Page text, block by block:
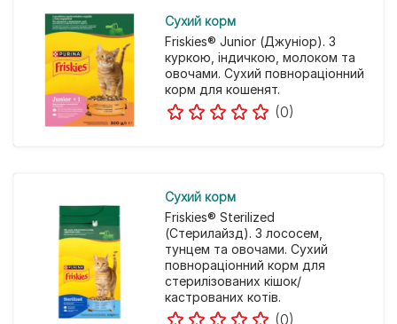
Cухий корм
Friskies® Junior (Джуніор). З
куркою, індичкою, молоком та
овочами. Сухий повнораціонний
корм для кошенят.
(0)
Cухий корм
Friskies® Sterilized
(Стерилайзд). З лососем,
тунцем та овочами. Сухий
повнораціонний корм для
стерилізованих кішок/
кастрованих котів.
(0)